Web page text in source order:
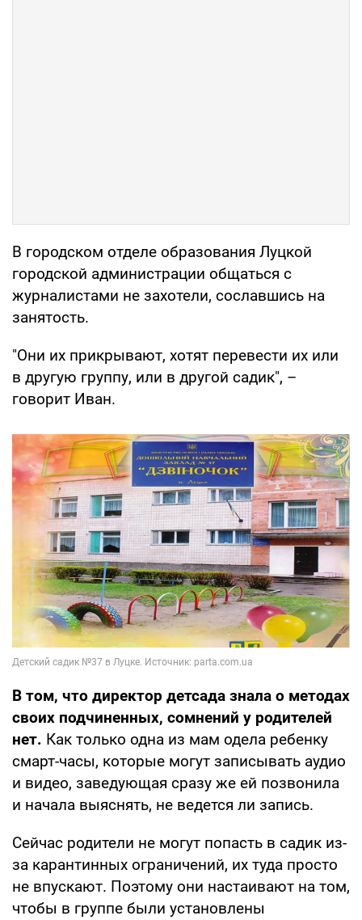
В городском отделе образования Луцкой
городской администрации общаться с
журналистами не захотели, сославшись на
занятость.
"Они их прикрывают, хотят перевести их или
в другую группу, или в другой садик", –
говорит Иван.
В том, что директор детсада знала о методах
своих подчиненных, сомнений у родителей
нет. Как только одна из мам одела ребенку
смарт-часы, которые могут записывать аудио
и видео, заведующая сразу же ей позвонила
и начала выяснять, не ведется ли запись.
Сейчас родители не могут попасть в садик из-
за карантинных ограничений, их туда просто
не впускают. Поэтому они настаивают на том,
чтобы в группе были установлены